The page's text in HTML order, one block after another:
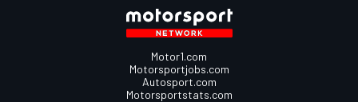
Motor1.com
Motorsportjobs.com
Autosport.com
Motorsportstats.com